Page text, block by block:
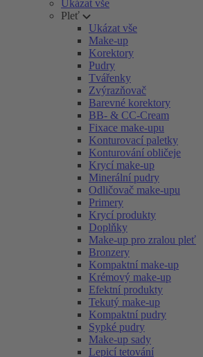
Ukázat vše
Pleť
Ukázat vše
Make-up
Korektory
Pudry
Tvářenky
Zvýrazňovač
Barevné korektory
BB- & CC-Cream
Fixace make-upu
Konturovací paletky
Konturování obličeje
Krycí make-up
Minerální pudry
Odličovač make-upu
Primery
Krycí produkty
Doplňky
Make-up pro zralou pleť
Bronzery
Kompaktní make-up
Krémový make-up
Efektní produkty
Tekutý make-up
Kompaktní pudry
Sypké pudry
Make-up sady
Lepicí tetování